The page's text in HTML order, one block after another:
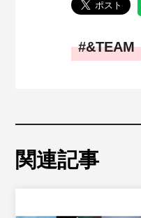
&TEAM
関連記事